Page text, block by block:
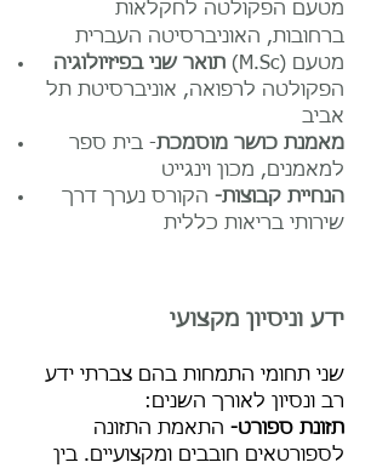
מטעם הפקולטה לחקלאות
ברחובות, האוניברסיטה העברית
(M.Sc) מטעם
הפקולטה לרפואה, אוניברסיטת תל
אביב
מאמנת כושר מוסמכת- בית ספר
למאמנים, מכון וינגייט
הנחיית קבוצות- הקורס נערך דרך
שירותי בריאות כללית
ידע וניסיון מקצועי
שני תחומי התמחות בהם צברתי ידע
רב ונסיון לאורך השנים:
תזונת ספורט- התאמת התזונה
לספורטאים חובבים ומקצועיים. בין